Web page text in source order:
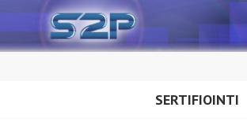
sisältöön
SERTIFIOINTI